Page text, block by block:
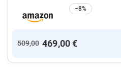
−8%
509,00 469,00 €